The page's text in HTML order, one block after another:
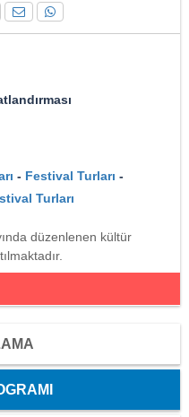
- Festival Turları -
Turları
düzenlenen kültür